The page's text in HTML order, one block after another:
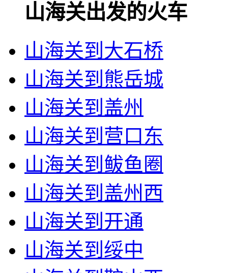
山海关出发的火车
山海关到大石桥
山海关到熊岳城
山海关到盖州
山海关到营口东
山海关到鲅鱼圈
山海关到盖州西
山海关到开通
山海关到绥中